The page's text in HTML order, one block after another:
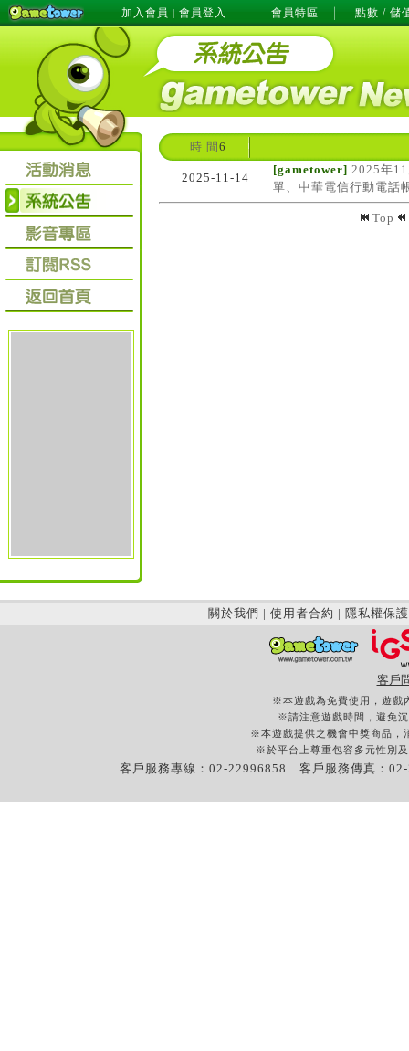
加入會員 | 會員登入 會員特區 點數 / 儲
時 間 6
2025-11-14
[gametower] 2025年
單、中華電信行動電話
Top
關於我們 | 使用者合約 | 隱私權保護
客戶
※本遊戲為免費使用，遊戲
※請注意遊戲時間，避免
※本遊戲提供之機會中獎商品，
※於平台上尊重包容多元性別
客戶服務專線：02-22996858 客戶服務傳真：